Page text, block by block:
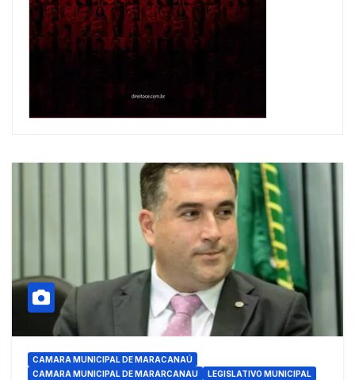
CAMARA MUNICIPAL DE MARACANAÚ
CAMARA MUNICIPAL DE MARARCANAU
LEGISLATIVO MUNICIPAL